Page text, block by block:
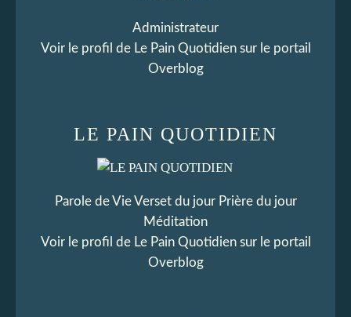
LE PAIN QUOTIDIEN
Parole de Vie Verset du jour Prière du jour
Méditation
Voir le profil de Le Pain Quotidiensur le portail
Overblog
Administrateur
Voir le profil de Le Pain Quotidiensur le portail
Overblog